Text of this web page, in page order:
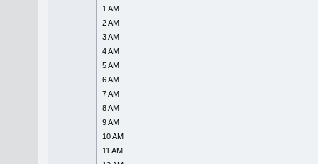
1 AM
2 AM
3 AM
4 AM
5 AM
6 AM
7 AM
8 AM
9 AM
10 AM
11 AM